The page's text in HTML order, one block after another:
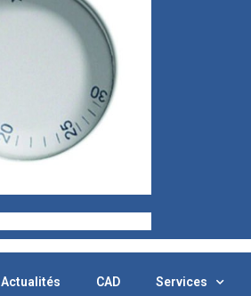
Actualités CAD Services